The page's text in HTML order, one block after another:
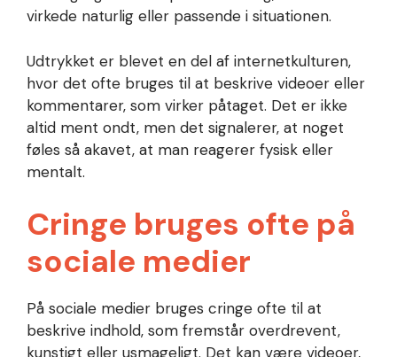
virkede naturlig eller passende i situationen.
Udtrykket er blevet en del af internetkulturen,
hvor det ofte bruges til at beskrive videoer eller
kommentarer, som virker påtaget. Det er ikke
altid ment ondt, men det signalerer, at noget
føles så akavet, at man reagerer fysisk eller
mentalt.
Cringe bruges ofte på
sociale medier
På sociale medier bruges cringe ofte til at
beskrive indhold, som fremstår overdrevent,
kunstigt eller usmageligt. Det kan være videoer,